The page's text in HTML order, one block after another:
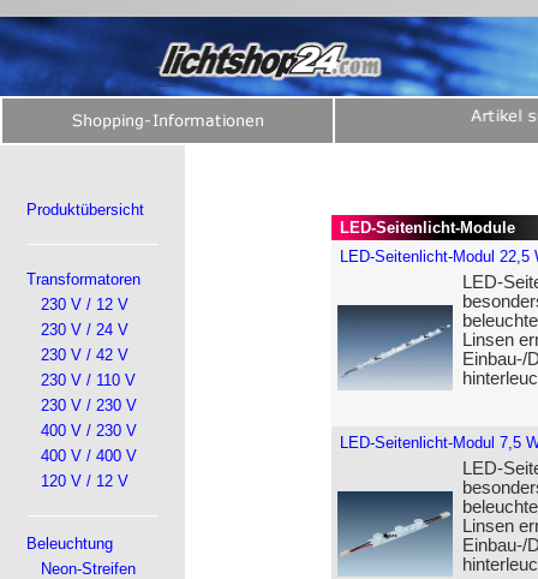
Produktübersicht
Transformatoren
230 V / 12 V
230 V / 24 V
230 V / 42 V
230 V / 110 V
230 V / 230 V
400 V / 230 V
400 V / 400 V
120 V / 12 V
Beleuchtung
Neon-Streifen
LED-Seitenlicht-Module
LED-Seitenlicht-Modul 22,5
LED-
Linsen
Einbau-/
LED-Seitenlicht-Modul 7,5
LED-
Linsen
Einbau-/